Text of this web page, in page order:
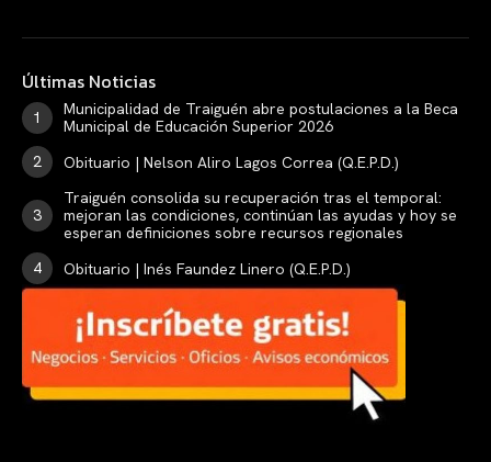
Últimas Noticias
Municipalidad de Traiguén abre postulaciones a la Beca
Municipal de Educación Superior 2026
Obituario | Nelson Aliro Lagos Correa (Q.E.P.D.)
Traiguén consolida su recuperación tras el temporal:
mejoran las condiciones, continúan las ayudas y hoy se
esperan definiciones sobre recursos regionales
Obituario | Inés Faundez Linero (Q.E.P.D.)